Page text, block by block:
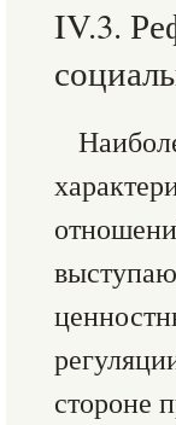
IV.3.
стороне